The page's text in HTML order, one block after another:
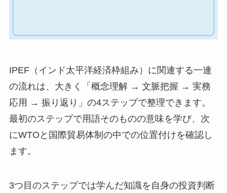
IPEF（インド太平洋経済枠組み）に関連する一連
の流れは、大きく「概念理解 → 文脈把握 → 実務
応用 → 振り返り」の4ステップで整理できます。
最初のステップで用語そのものの意味を学び、次
にWTOと国際貿易体制の中での位置付けを確認し
ます。
3つ目のステップでは学んだ知識を自身の投資判断